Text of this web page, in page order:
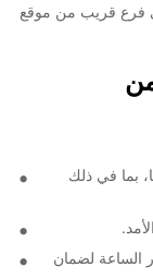
فرع قريب من موقع
بما في ذلك
الساعة لضمان